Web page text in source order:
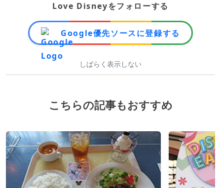
Love Disneyをフォローする
Google優先ソースに登録する
しばらく表示しない
こちらの記事もおすすめ